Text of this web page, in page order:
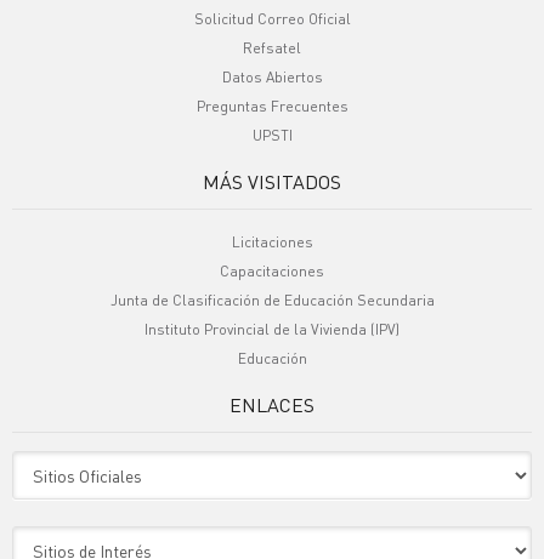
Solicitud Correo Oficial
Refsatel
Datos Abiertos
Preguntas Frecuentes
UPSTI
MÁS VISITADOS
Licitaciones
Capacitaciones
Junta de Clasificación de Educación Secundaria
Instituto Provincial de la Vivienda (IPV)
Educación
ENLACES